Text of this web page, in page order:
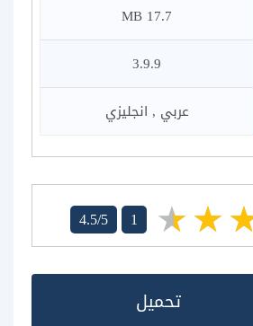
17.7 MB
3.9.9
عربي , انجليزي
4.5/5 1
تحميل